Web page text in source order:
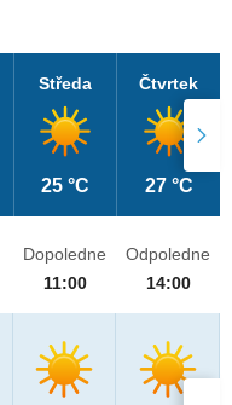
Středa
25 °C
Čtvrtek
27 °C
Dopoledne
11:00
Odpoledne
14:00